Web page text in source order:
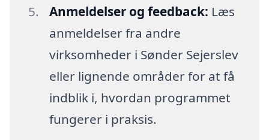
Anmeldelser og feedback: Læs
anmeldelser fra andre
virksomheder i Sønder Sejerslev
eller lignende områder for at få
indblik i, hvordan programmet
fungerer i praksis.